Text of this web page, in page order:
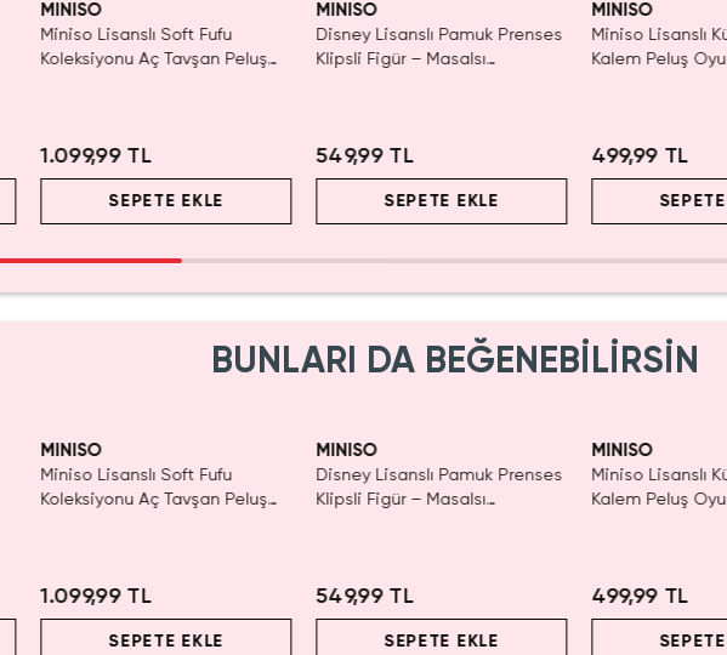
MINISO
Miniso Lisanslı Soft Fufu
Koleksiyonu Aç Tavşan Peluş
1.099,99 TL
SEPETE EKLE
MINISO
Disney Lisanslı Pamuk Prenses
Klipsli Figür – Masalsı
549,99 TL
SEPETE EKLE
MINISO
Miniso Lisanslı
Kalem Peluş
499,99 TL
BUNLARI DA BEĞENEBİLİRSİN
MINISO
Miniso Lisanslı Soft Fufu
Koleksiyonu Aç Tavşan Peluş
1.099,99 TL
SEPETE EKLE
MINISO
Disney Lisanslı Pamuk Prenses
Klipsli Figür – Masalsı
549,99 TL
SEPETE EKLE
MINISO
Miniso Lisanslı
Kalem Peluş
499,99 TL